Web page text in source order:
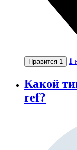
Нравится 1 1
Какой
ref?